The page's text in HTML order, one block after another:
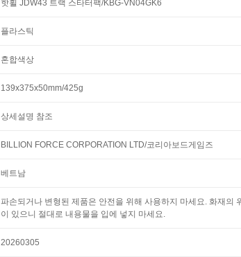
핫휠 JDW43 트랙 스타터팩/KBG-VN04GK6
플라스틱
혼합색상
139x375x50mm/425g
상세설명 참조
BILLION FORCE CORPORATION LTD/코리아보드게임즈
베트남
파손되거나 변형된 제품은 안전을 위해 사용하지 마세요. 화재의
이 있으니 절대로 내용물을 입에 넣지 마세요.
20260305